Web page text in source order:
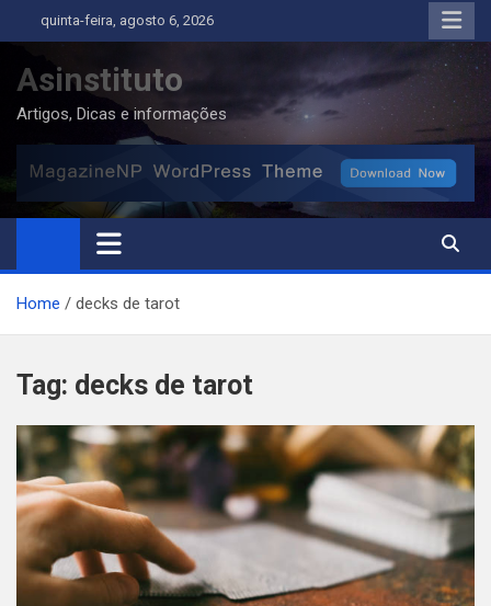
to
content
quinta-feira, agosto 6, 2026
Asinstituto
Artigos, Dicas e informações
Home decks de tarot
Tag: decks de tarot